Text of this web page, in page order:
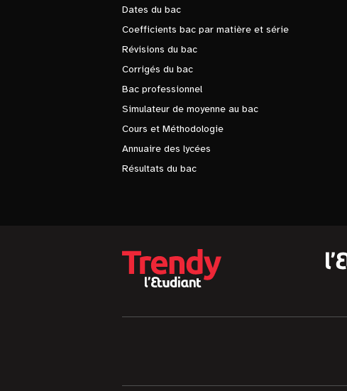
Dates du bac
Coefficients bac par matière et série
Révisions du bac
Corrigés du bac
Bac professionnel
Simulateur de moyenne au bac
Cours et Méthodologie
Annuaire des lycées
Résultats du bac